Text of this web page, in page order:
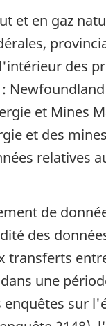
et en gaz
des
et Mines
et des
relatives
de
des
une
sur